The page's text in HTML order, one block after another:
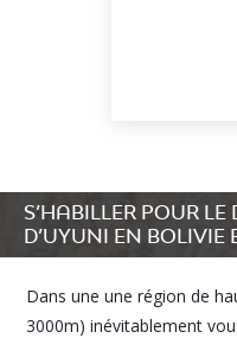
S’HABILLER POUR LE
D’UYUNI EN BOLIVIE
Dans une une région de
3000m) inévitablement